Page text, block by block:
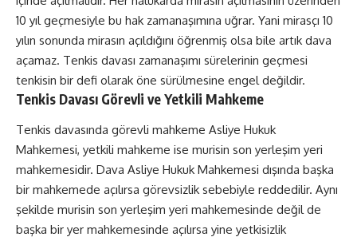
10 yıl geçmesiyle bu hak zamanaşımına uğrar. Yani mirasçı 10
yılın sonunda mirasın açıldığını öğrenmiş olsa bile artık dava
açamaz. Tenkis davası zamanaşımı sürelerinin geçmesi
tenkisin bir defi olarak öne sürülmesine engel değildir.
Tenkis Davası Görevli ve Yetkili Mahkeme
Tenkis davasında görevli mahkeme Asliye Hukuk
Mahkemesi, yetkili mahkeme ise murisin son yerleşim yeri
mahkemesidir. Dava Asliye Hukuk Mahkemesi dışında başka
bir mahkemede açılırsa görevsizlik sebebiyle reddedilir. Aynı
şekilde murisin son yerleşim yeri mahkemesinde değil de
başka bir yer mahkemesinde açılırsa yine yetkisizlik